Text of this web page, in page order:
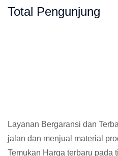
Total Pengunjung
Layanan Bergaransi dan
jalan dan menjual material
Temukan Harga terbaru pada